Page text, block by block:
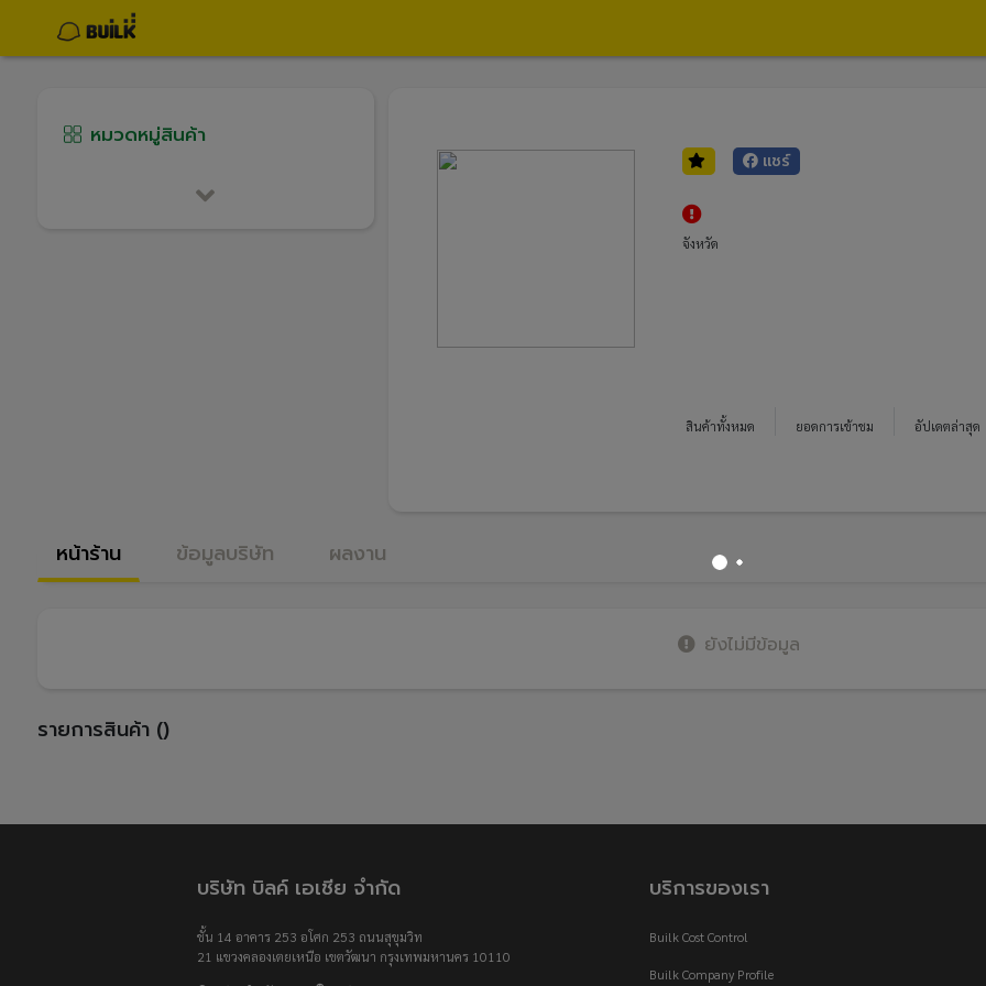
หมวดหมู่สินค้า
แชร์
จังหวัด
สินค้าทั้งหมด ยอดการเข้าชม อัปเดตล่าสุด
หน้าร้าน ข้อมูลบริษัท ผลงาน
ยังไม่มีข้อมูล
รายการสินค้า ()
บริษัท บิลค์ เอเชีย จำกัด
ชั้น 14 อาคาร 253 อโศก 253 ถนนสุขุมวิท
21 แขวงคลองเตยเหนือ เขตวัฒนา กรุงเทพมหานคร 10110
บริการของเรา
Builk Cost Control
Builk Company Profile